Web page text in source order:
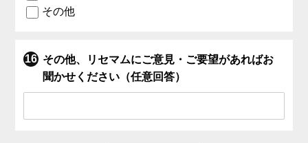
その他
その他、リセマムにご意見・ご要望があればお
聞かせください（任意回答）